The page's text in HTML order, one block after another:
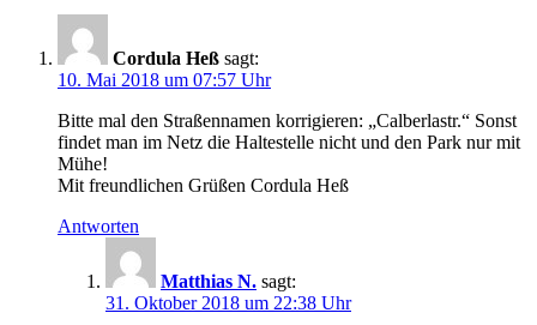
Cordula Heß sagt:
10. Mai 2018 um 07:57 Uhr
Bitte mal den Straßennamen korrigieren: „Calberlastr.“ Sonst
findet man im Netz die Haltestelle nicht und den Park nur mit
Mühe!
Mit freundlichen Grüßen Cordula Heß
Antworten
Matthias N. sagt:
31. Oktober 2018 um 22:38 Uhr